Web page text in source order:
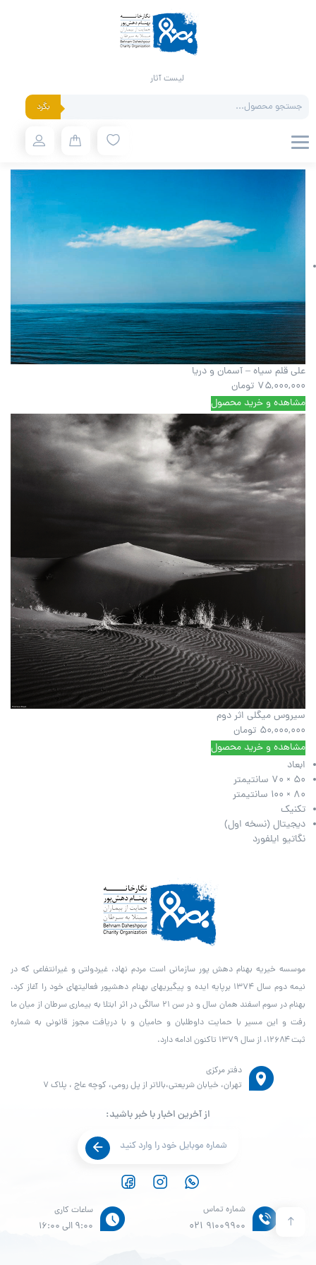
لیست آثار
search بگرد
علی قلم سیاه – آسمان و دریا
75,000,000 تومان
مشاهده و خرید محصول
سیروس میگلی اثر دوم
50,000,000 تومان
مشاهده و خرید محصول
ابعاد
50 × 70 سانتیمتر
80 × 100 سانتیمتر
تکنیک
دیجیتال (نسخه اول)
نگاتیو ایلفورد
موسسه خیریه بهنام دهش پور سازمانی است مردم نهاد، غیردولتی و غیرانتفاعی که در
نیمه دوم سال ۱۳۷۴ برپایه ایده و پیگیری­های بهنام دهش­پور فعالیت­های خود را آغاز کرد.
بهنام در سوم اسفند همان سال و در سن ۲۱ سالگی در اثر ابتلا به بیماری سرطان از میان ما
رفت و این مسیر با حمایت داوطلبان و حامیان و با دریافت مجوز قانونی به شماره
ثبت ۱۲۶۸۴، از سال ۱۳۷۹ تاکنون ادامه دارد.
شماره تماس
021 91009900
ساعات کاری
9:00 الی 16:00
دفتر مرکزی
تهران، خیابان شریعتی،بالاتر از پل رومی، کوچه عاج ، پلاک ۷
از آخرین اخبار با خبر باشید: